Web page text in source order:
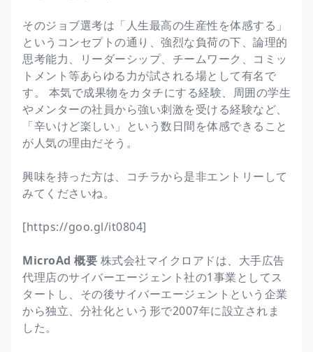
そのジョブ選考は「人生最高の生産性を体感する」
というコンセプトの通り、強烈な負荷の下、論理的
思考能力、リーダーシップ、チームワーク、コミッ
トメント等あらゆる力が試される場として有名で
す。 本気で成果物をカタチにする経験、周囲の学生
やメンターの社員から強い刺激を受ける経験など、
「辛いけど楽しい」という数日間を体感できること
が人気の理由だそう。
興味を持った方は、コチラから是非エントリーして
みてくださいね。
[https://goo.gl/it0804]
MicroAd 概要 株式会社マイクロアドは、大手広告
代理店のサイバーエージェント社の1事業としてス
タートし、その後サイバーエージェントという企業
から独立、分社化という形で2007年に設立されま
した。